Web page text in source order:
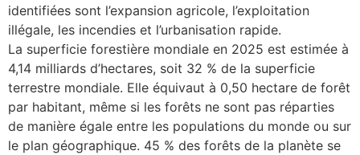
identifiées sont l’expansion agricole, l’exploitation
illégale, les incendies et l’urbanisation rapide.
La superficie forestière mondiale en 2025 est estimée à
4,14 milliards d’hectares, soit 32 % de la superficie
terrestre mondiale. Elle équivaut à 0,50 hectare de forêt
par habitant, même si les forêts ne sont pas réparties
de manière égale entre les populations du monde ou sur
le plan géographique. 45 % des forêts de la planète se